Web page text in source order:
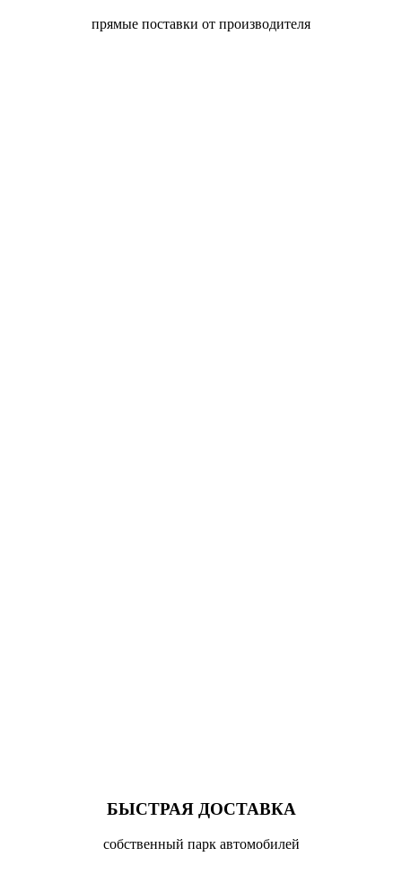
прямые поставки от производителя
БЫСТРАЯ ДОСТАВКА
собственный парк автомобилей